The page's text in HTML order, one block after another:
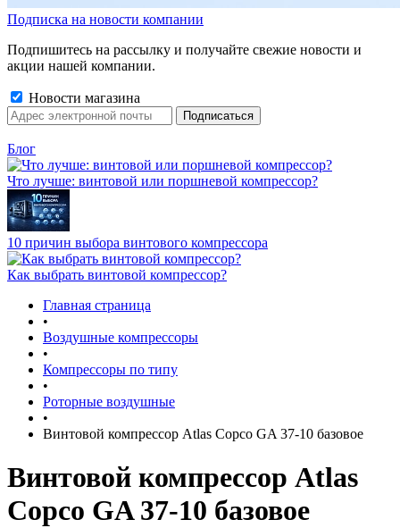
Подписка на новости компании
Подпишитесь на рассылку и получайте свежие новости и
акции нашей компании.
Новости магазина
Блог
Что лучше: винтовой или поршневой компрессор?
10 причин выбора винтового компрессора
Как выбрать винтовой компрессор?
Главная страница
•
Воздушные компрессоры
•
Компрессоры по типу
•
Роторные воздушные
•
Винтовой компрессор Atlas Copco GA 37-10 базовое
Винтовой компрессор Atlas
Copco GA 37-10 базовое